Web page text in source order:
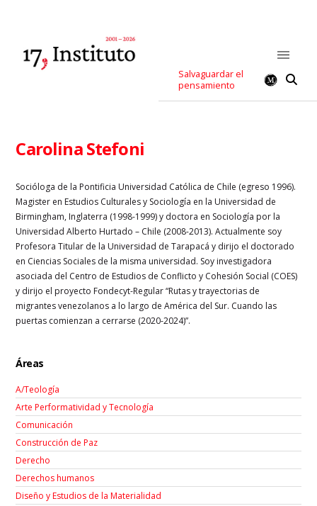
Salvaguardar el
pensamiento
Carolina Stefoni
Socióloga de la Pontificia Universidad Católica de Chile (egreso 1996).
Magister en Estudios Culturales y Sociología en la Universidad de
Birmingham, Inglaterra (1998-1999) y doctora en Sociología por la
Universidad Alberto Hurtado – Chile (2008-2013). Actualmente soy
Profesora Titular de la Universidad de Tarapacá y dirijo el doctorado
en Ciencias Sociales de la misma universidad. Soy investigadora
asociada del Centro de Estudios de Conflicto y Cohesión Social (COES)
y dirijo el proyecto Fondecyt-Regular“Rutas y trayectorias de
migrantes venezolanos a lo largo de América del Sur. Cuando las
puertas comienzan a cerrarse (2020-2024)”.
Áreas
A/Teología
Arte Performatividad y Tecnología
Comunicación
Construcción de Paz
Derecho
Derechos humanos
Diseño y Estudios de la Materialidad